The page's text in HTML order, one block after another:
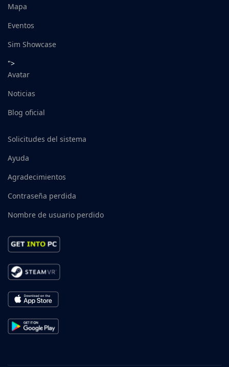
Mapa
Eventos
Sim Showcase
">
Avatar
Noticias
Blog oficial
Solicitudes del sistema
Ayuda
Agradecimientos
Contraseña perdida
Nombre de usuario perdido